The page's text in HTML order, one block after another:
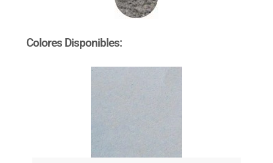
Colores Disponibles: